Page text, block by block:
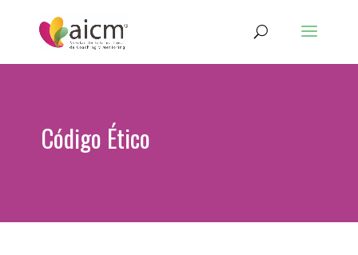
Código Ético